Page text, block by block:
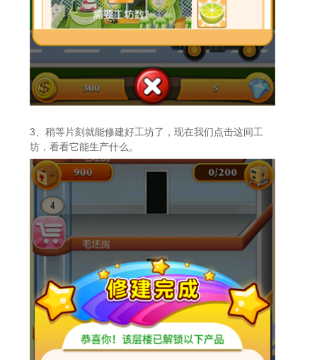
3、稍等片刻就能修建好工坊了，现在我们点击这间工
坊，看看它能生产什么。